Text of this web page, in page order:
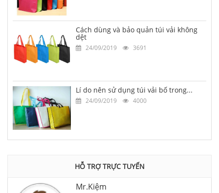
Cách dùng và bảo quản túi vải không
dệt
24/09/2019 3691
Lí do nên sử dụng túi vải bố trong...
24/09/2019 4000
HỖ TRỢ TRỰC TUYẾN
Mr.Kiệm